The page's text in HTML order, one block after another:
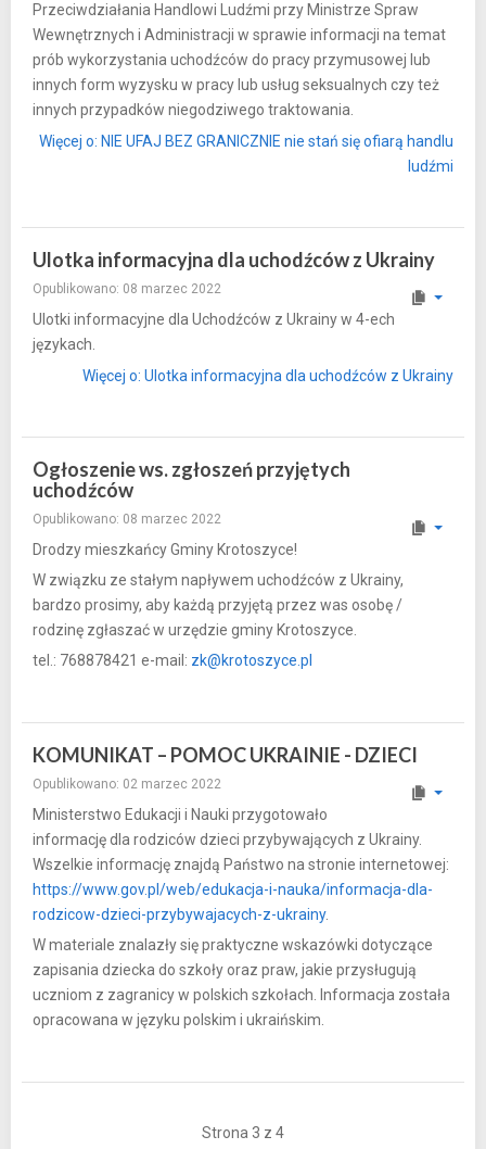
Przeciwdziałania Handlowi Ludźmi przy Ministrze Spraw
Wewnętrznych i Administracji w sprawie informacji na temat
prób wykorzystania uchodźców do pracy przymusowej lub
innych form wyzysku w pracy lub usług seksualnych czy też
innych przypadków niegodziwego traktowania.
Więcej o: NIE UFAJ BEZ GRANICZNIE nie stań się ofiarą handlu
ludźmi
Ulotka informacyjna dla uchodźców z Ukrainy
Opublikowano: 08 marzec 2022
Ulotki informacyjne dla Uchodźców z Ukrainy w 4-ech
językach.
Więcej o: Ulotka informacyjna dla uchodźców z Ukrainy
Ogłoszenie ws. zgłoszeń przyjętych
uchodźców
Opublikowano: 08 marzec 2022
Drodzy mieszkańcy Gminy Krotoszyce!
W związku ze stałym napływem uchodźców z Ukrainy,
bardzo prosimy, aby każdą przyjętą przez was osobę /
rodzinę zgłaszać w urzędzie gminy Krotoszyce.
tel.: 768878421 e-mail: zk@krotoszyce.pl
KOMUNIKAT – POMOC UKRAINIE - DZIECI
Opublikowano: 02 marzec 2022
Ministerstwo Edukacji i Nauki przygotowało
informację dla rodziców dzieci przybywających z Ukrainy.
Wszelkie informację znajdą Państwo na stronie internetowej:
https://www.gov.pl/web/edukacja-i-nauka/informacja-dla-
rodzicow-dzieci-przybywajacych-z-ukrainy.
W materiale znalazły się praktyczne wskazówki dotyczące
zapisania dziecka do szkoły oraz praw, jakie przysługują
uczniom z zagranicy w polskich szkołach. Informacja została
opracowana w języku polskim i ukraińskim.
Strona 3 z 4